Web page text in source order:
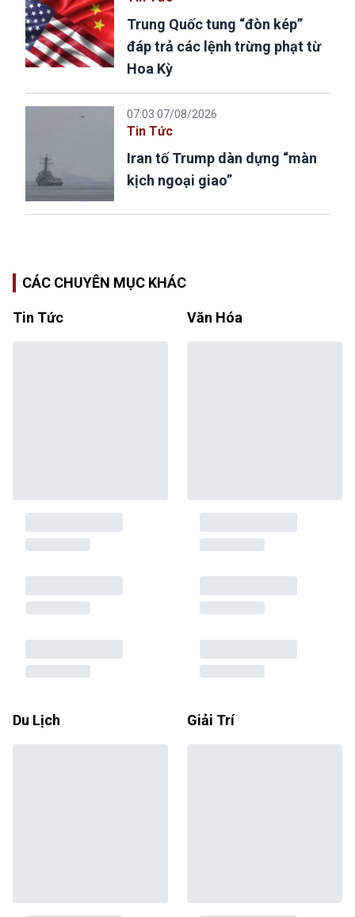
Trung Quốc tung “đòn kép”
đáp trả các lệnh trừng phạt từ
Hoa Kỳ
07:03 07/08/2026
Tin Tức
Iran tố Trump dàn dựng “màn
kịch ngoại giao”
CÁC CHUYÊN MỤC KHÁC
Tin Tức Văn Hóa
Du Lịch Giải Trí